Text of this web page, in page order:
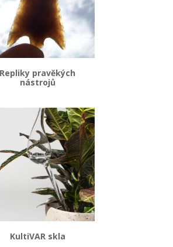
Repliky pravěkých
nástrojů
KultiVAR skla